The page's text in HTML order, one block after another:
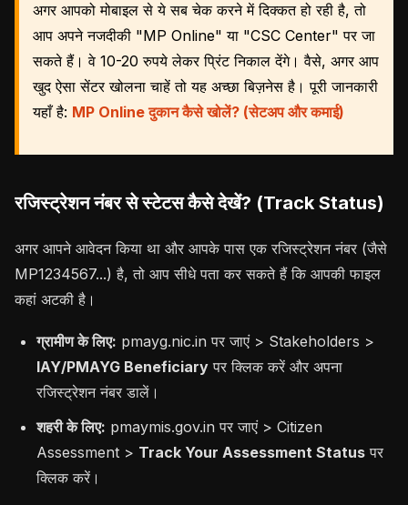
अगर आपको मोबाइल से ये सब चेक करने में दिक्कत हो रही है, तो
आप अपने नजदीकी "MP Online" या "CSC Center" पर जा
सकते हैं। वे 10-20 रुपये लेकर प्रिंट निकाल देंगे। वैसे, अगर आप
खुद ऐसा सेंटर खोलना चाहें तो यह अच्छा बिज़नेस है। पूरी जानकारी
यहाँ है: MP Online दुकान कैसे खोलें? (सेटअप और कमाई)
रजिस्ट्रेशन नंबर से स्टेटस कैसे देखें? (Track Status)
अगर आपने आवेदन किया था और आपके पास एक रजिस्ट्रेशन नंबर (जैसे
MP1234567...) है, तो आप सीधे पता कर सकते हैं कि आपकी फाइल
कहां अटकी है।
ग्रामीण के लिए: pmayg.nic.in पर जाएं > Stakeholders >
IAY/PMAYG Beneficiary पर क्लिक करें और अपना
रजिस्ट्रेशन नंबर डालें।
शहरी के लिए: pmaymis.gov.in पर जाएं > Citizen
Assessment > Track Your Assessment Status पर
क्लिक करें।